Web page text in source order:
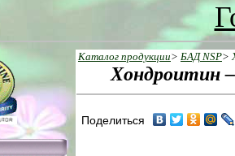
Каталог продукции> БАД NSP>
Хoндрoитин
Поделиться